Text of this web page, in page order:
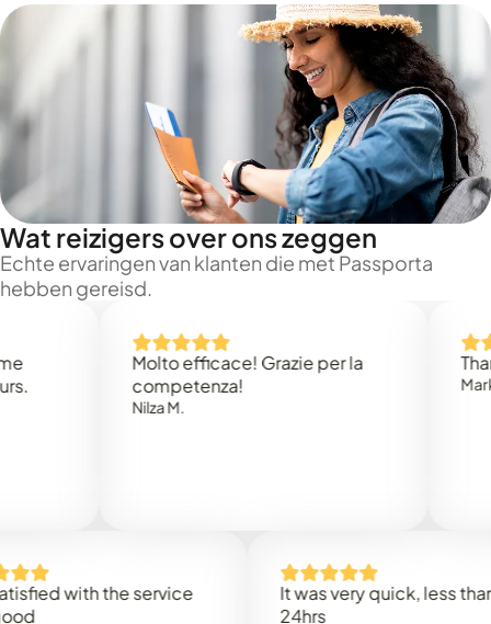
Wat reizigers over ons zeggen
Echte ervaringen van klanten die met Passporta
hebben gereisd.
Molto efficace! Grazie per la
competenza!
Thank
Mark N.
with the service
It was very quick, less than